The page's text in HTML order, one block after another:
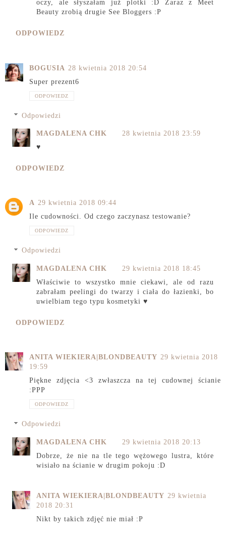
oczy, ale słyszałam już plotki :D Zaraz z Meet
Beauty zrobią drugie See Bloggers :P
ODPOWIEDZ
BOGUSIA 28 kwietnia 2018 20:54
Super prezent6
ODPOWIEDZ
Odpowiedzi
MAGDALENA CHK
28 kwietnia 2018 23:59
♥
ODPOWIEDZ
A 29 kwietnia 2018 09:44
Ile cudowności. Od czego zaczynasz testowanie?
ODPOWIEDZ
Odpowiedzi
MAGDALENA CHK
29 kwietnia 2018 18:45
Właściwie to wszystko mnie ciekawi, ale od razu
zabrałam peelingi do twarzy i ciała do łazienki, bo
uwielbiam tego typu kosmetyki ♥
ODPOWIEDZ
ANITA WIEKIERA|BLONDBEAUTY 29 kwietnia 2018
19:59
Piękne zdjęcia <3 zwłaszcza na tej cudownej ścianie
:PPP
ODPOWIEDZ
Odpowiedzi
MAGDALENA CHK
29 kwietnia 2018 20:13
Dobrze, że nie na tle tego wężowego lustra, które
wisiało na ścianie w drugim pokoju :D
ANITA WIEKIERA|BLONDBEAUTY 29 kwietnia
2018 20:31
Nikt by takich zdjęć nie miał :P